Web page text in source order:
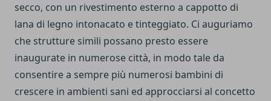
secco, con un rivestimento esterno a cappotto di
lana di legno intonacato e tinteggiato. Ci auguriamo
che strutture simili possano presto essere
inaugurate in numerose città, in modo tale da
consentire a sempre più numerosi bambini di
crescere in ambienti sani ed approcciarsi al concetto